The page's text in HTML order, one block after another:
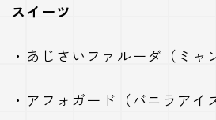
スイーツ
・あじさいファルーダ（ミ
・アフォガード（バニラア